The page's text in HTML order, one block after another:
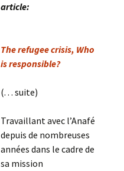
article:
The refugee crisis, Who
is responsible?
(. . . suite)
Travaillant avec l’Anafé
depuis de nombreuses
années dans le cadre de
sa mission